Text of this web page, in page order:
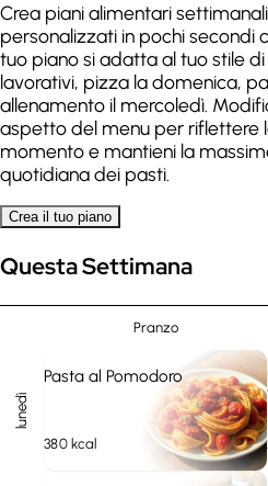
Crea piani alimentari
personalizzati in pochi secondi
tuo piano si adatta al tuo stile
lavorativi, pizza la domenica,
allenamento il mercoledì.
aspetto del menu per riflettere
momento e mantieni la
quotidiana dei pasti.
Crea il tuo piano
Questa Settimana
Pranzo
lunedì
Pasta al Pomodoro
380 kcal